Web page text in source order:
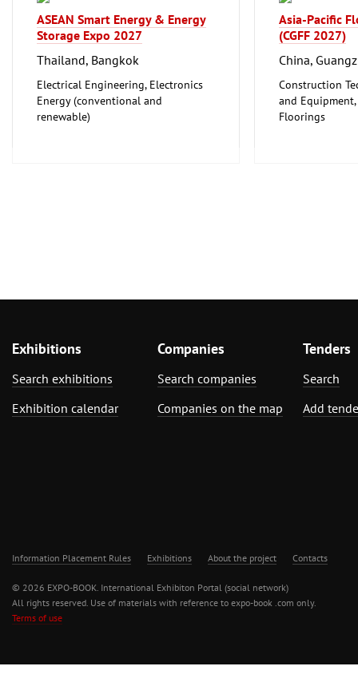
ASEAN Smart Energy & Energy
Storage Expo 2027
Thailand, Bangkok
Electrical Engineering, Electronics
Energy (conventional and
renewable)
Asia-Pacific
(CGFF 2027)
China,
Construction
and
Floorings
Exhibitions
Search exhibitions
Exhibition calendar
Companies
Search companies
Companies on the map
Tenders
Search
Add
Information Placement Rules Exhibitions About the project Contacts
© 2026 EXPO-BOOK. International Exhibiton Portal (social network)
All rights reserved. Use of materials with reference to expo-book .com only.
Terms of use